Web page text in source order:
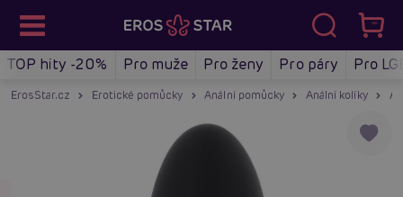
TOP hity -20% Pro muže Pro ženy Pro páry Pro
ErosStar.cz Erotické pomůcky Anální pomůcky Anální kolíky